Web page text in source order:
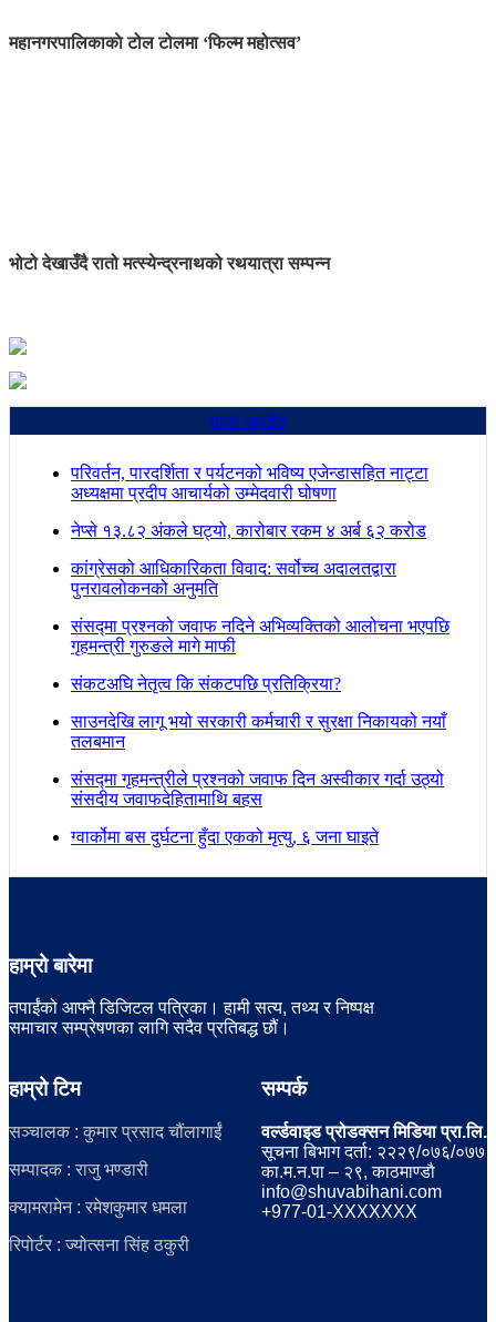
महानगरपालिकाकाे टोल टोलमा ‘फिल्म महोत्सव’
भोटो देखाउँदै रातो मत्स्येन्द्रनाथको रथयात्रा सम्पन्न
ताजा अपडेट
परिवर्तन, पारदर्शिता र पर्यटनको भविष्य एजेन्डासहित नाट्टा
अध्यक्षमा प्रदीप आचार्यको उम्मेदवारी घोषणा
नेप्से १३.८२ अंकले घट्यो, कारोबार रकम ४ अर्ब ६२ करोड
कांग्रेसको आधिकारिकता विवाद: सर्वोच्च अदालतद्वारा
पुनरावलोकनको अनुमति
संसद्मा प्रश्नको जवाफ नदिने अभिव्यक्तिको आलोचना भएपछि
गृहमन्त्री गुरुङले मागे माफी
संकटअघि नेतृत्व कि संकटपछि प्रतिक्रिया?
साउनदेखि लागू भयो सरकारी कर्मचारी र सुरक्षा निकायको नयाँ
तलबमान
संसद्मा गृहमन्त्रीले प्रश्नको जवाफ दिन अस्वीकार गर्दा उठ्यो
संसदीय जवाफदेहितामाथि बहस
ग्वार्कोमा बस दुर्घटना हुँदा एकको मृत्यु, ६ जना घाइते
हाम्रो बारेमा
तपाईंको आफ्नै डिजिटल पत्रिका। हामी सत्य, तथ्य र निष्पक्ष
समाचार सम्प्रेषणका लागि सदैव प्रतिबद्ध छौं।
हाम्रो टिम
सञ्चालक : कुमार प्रसाद चौंलागाईं
सम्पादक : राजु भण्डारी
क्यामरामेन : रमेशकुमार धमला
रिपोर्टर : ज्योत्सना सिंह ठकुरी
सम्पर्क
वर्ल्डवाइड प्रोडक्सन मिडिया प्रा.लि.
सूचना बिभाग दर्ता: २२२९/०७६/०७७
का.म.न.पा – २९, काठमाण्डौ
info@shuvabihani.com
+977-01-XXXXXXX